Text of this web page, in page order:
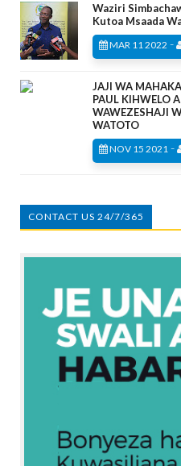
Waziri
Kutoa Msaada
MAR 11 2022 -
JAJI WA
PAUL KIHWELO
WAWEZESHAJI
WATOTO
NOV 15 2021 -
CONTACT US 24/7/365